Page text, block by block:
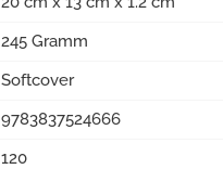
245 Gramm
Softcover
9783837524666
120